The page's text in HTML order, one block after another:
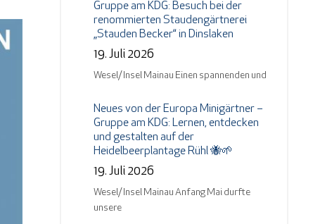
Gruppe am KDG: Besuch bei der
renommierten Staudengärtnerei
„Stauden Becker“ in Dinslaken
19. Juli 2026
Wesel/ Insel Mainau Einen spannenden und
Neues von der Europa Minigärtner –
Gruppe am KDG: Lernen, entdecken
und gestalten auf der
Heidelbeerplantage Rühl 🐝🌱
19. Juli 2026
Wesel/ Insel Mainau Anfang Mai durfte
unsere